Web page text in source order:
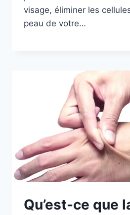
visage, éliminer les
peau de votre…
Qu’est-ce que